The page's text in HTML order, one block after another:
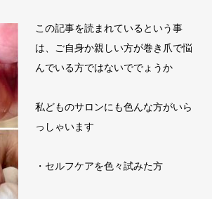
この記事を読まれているという事
は、ご自身か親しい方が巻き爪で悩
んでいる方ではないででょうか
私どものサロンにも色んな方がいら
っしゃいます
・セルフケアを色々試みた方